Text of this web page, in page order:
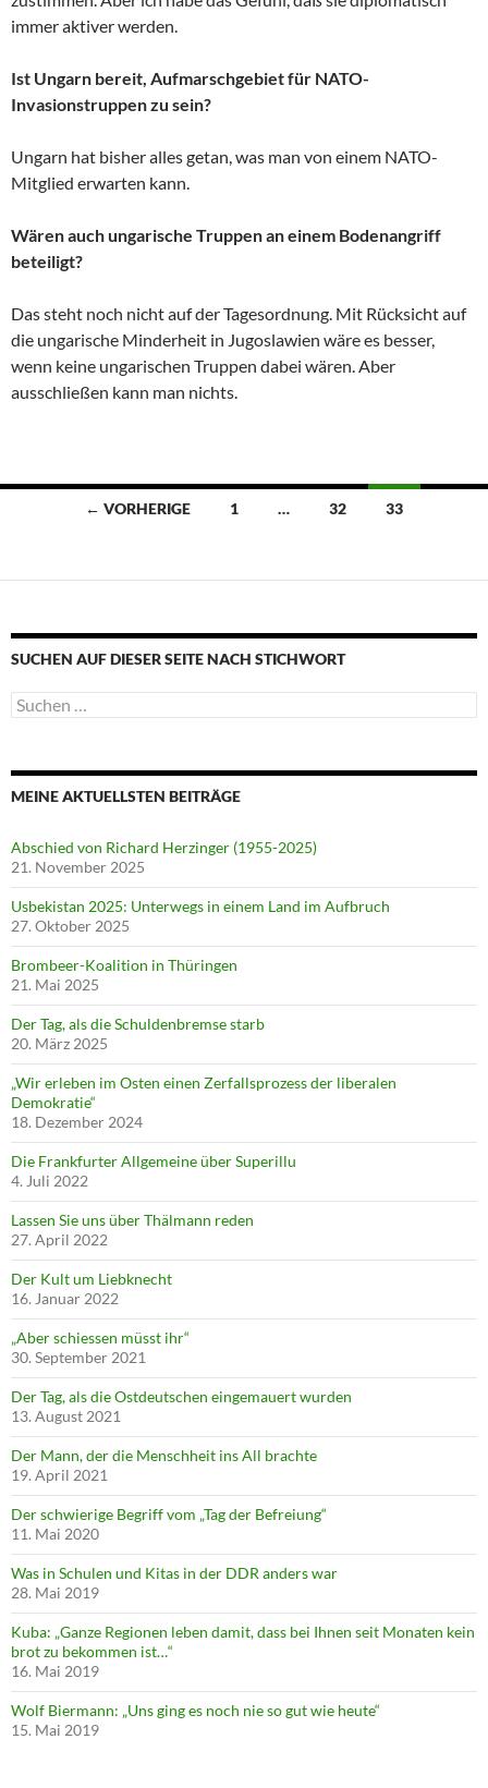
immer aktiver werden.
Ist Ungarn bereit, Aufmarschgebiet für NATO-
Invasionstruppen zu sein?
Ungarn hat bisher alles getan, was man von einem NATO-
Mitglied erwarten kann.
Wären auch ungarische Truppen an einem Bodenangriff
beteiligt?
Das steht noch nicht auf der Tagesordnung. Mit Rücksicht auf
die ungarische Minderheit in Jugoslawien wäre es besser,
wenn keine ungarischen Truppen dabei wären. Aber
ausschließen kann man nichts.
Beitragsnavigation
← VORHERIGE 1 … 32 33
SUCHEN AUF DIESER SEITE NACH STICHWORT
Suche
nach:
MEINE AKTUELLSTEN BEITRÄGE
Abschied von Richard Herzinger (1955-2025)
21. November 2025
Usbekistan 2025: Unterwegs in einem Land im Aufbruch
27. Oktober 2025
Brombeer-Koalition in Thüringen
21. Mai 2025
Der Tag, als die Schuldenbremse starb
20. März 2025
„Wir erleben im Osten einen Zerfallsprozess der liberalen
Demokratie“
18. Dezember 2024
Die Frankfurter Allgemeine über Superillu
4. Juli 2022
Lassen Sie uns über Thälmann reden
27. April 2022
Der Kult um Liebknecht
16. Januar 2022
„Aber schiessen müsst ihr“
30. September 2021
Der Tag, als die Ostdeutschen eingemauert wurden
13. August 2021
Der Mann, der die Menschheit ins All brachte
19. April 2021
Der schwierige Begriff vom „Tag der Befreiung“
11. Mai 2020
Was in Schulen und Kitas in der DDR anders war
28. Mai 2019
Kuba: „Ganze Regionen leben damit, dass bei Ihnen seit Monaten kein
brot zu bekommen ist…“
16. Mai 2019
Wolf Biermann: „Uns ging es noch nie so gut wie heute“
15. Mai 2019